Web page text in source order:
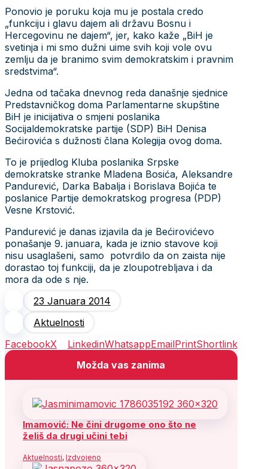
Ponovio je poruku koja mu je postala credo
„funkciju i glavu dajem ali državu Bosnu i
Hercegovinu ne dajem“, jer, kako kaže „BiH je
svetinja i mi smo dužni uime svih koji vole ovu
zemlju da je branimo svim demokratskim i pravnim
sredstvima“.
Jedna od tačaka dnevnog reda današnje sjednice
Predstavničkog doma Parlamentarne skupštine
BiH je inicijativa o smjeni poslanika
Socijaldemokratske partije (SDP) BiH Denisa
Bećirovića s dužnosti člana Kolegija ovog doma.
To je prijedlog Kluba poslanika Srpske
demokratske stranke Mladena Bosića, Aleksandre
Pandurević, Darka Babalja i Borislava Bojića te
poslanice Partije demokratskog progresa (PDP)
Vesne Krstović.
Pandurević je danas izjavila da je Bećirovićevo
ponašanje 9. januara, kada je iznio stavove koji
nisu usaglašeni, samo potvrdilo da on zaista nije
dorastao toj funkciji, da je zloupotrebljava i da
mora da ode s nje.
23 Januara 2014
Aktuelnosti
FacebookX LinkedinWhatsappEmailPrintShortlink
Možda vas zanima
Imamović: Ne čini drugome ono što ne
želiš da drugi učini tebi
Aktuelnosti, Izdvojeno